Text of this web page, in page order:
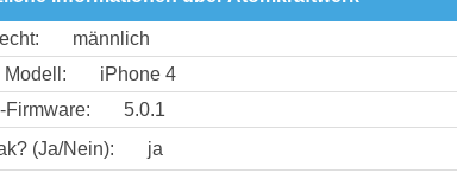
männlich
Modell:
iPhone 4
Firmware:
5.0.1
(Ja/Nein):
ja